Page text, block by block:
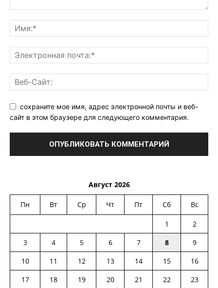
сохраните мое имя, адрес электронной почты и веб-
сайт в этом браузере для следующего комментария.
Август 2026
Пн Вт Ср Чт Пт Сб Вс
1
2
3
4 5 6 7 8
9
10
11 12 13 14 15
16
17
18 19 20 21 22
23